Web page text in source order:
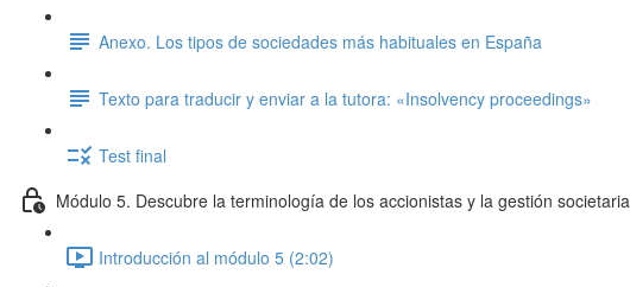
Anexo. Los tipos de sociedades más habituales en España
Texto para traducir y enviar a la tutora: «Insolvency proceedings»
Test final
Módulo 5. Descubre la terminología de los accionistas y la gestión societaria
Introducción al módulo 5 (2:02)